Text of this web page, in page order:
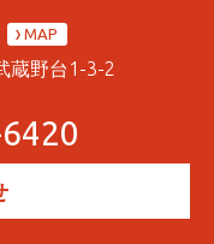
MAP
蔵野台1-3-2